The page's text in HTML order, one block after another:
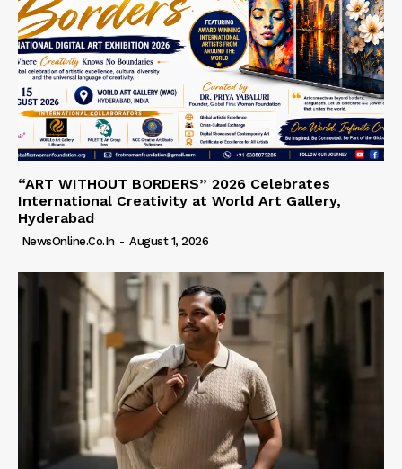
“ART WITHOUT BORDERS” 2026 Celebrates
International Creativity at World Art Gallery,
Hyderabad
NewsOnline.co.in - August 1, 2026